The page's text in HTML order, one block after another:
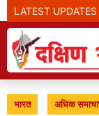
LATEST UPDATES
'ऑपरेशन सिंदूर' ने
भारत अधिक